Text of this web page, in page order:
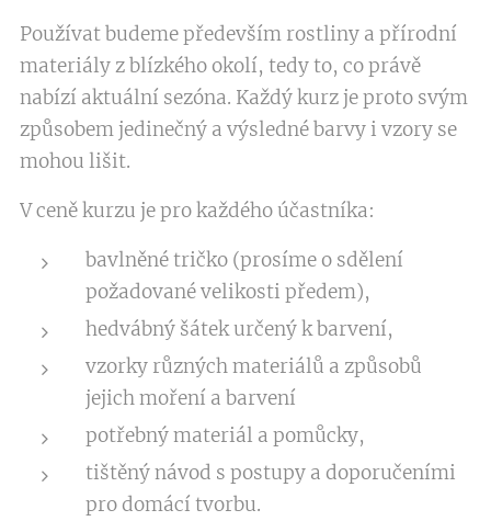
Používat budeme především rostliny a přírodní
materiály z blízkého okolí, tedy to, co právě
nabízí aktuální sezóna. Každý kurz je proto svým
způsobem jedinečný a výsledné barvy i vzory se
mohou lišit.
V ceně kurzu je pro každého účastníka:
bavlněné tričko (prosíme o sdělení
požadované velikosti předem),
hedvábný šátek určený k barvení,
vzorky různých materiálů a způsobů
jejich moření a barvení
potřebný materiál a pomůcky,
tištěný návod s postupy a doporučeními
pro domácí tvorbu.